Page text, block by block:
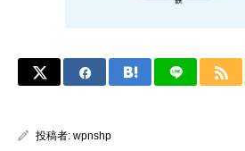
投稿者: wpnshp